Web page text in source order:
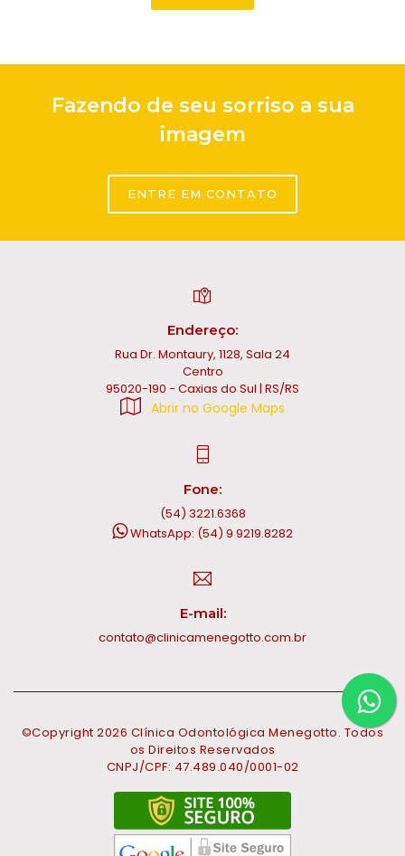
Fazendo de seu sorriso a sua
imagem
ENTRE EM CONTATO
Endereço:
Rua Dr. Montaury, 1128, Sala 24
Centro
95020-190 - Caxias do Sul | RS/RS
Abrir no Google Maps
Fone:
(54) 3221.6368
WhatsApp: (54) 9 9219.8282
E-mail:
contato@clinicamenegotto.com.br
©Copyright2026 Clínica Odontológica Menegotto. Todos
os Direitos Reservados
CNPJ/CPF: 47.489.040/0001-02